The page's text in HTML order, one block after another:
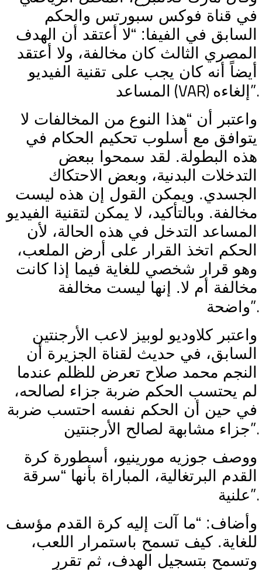
في قناة فوكس سبورتس والحكم
السابق في الفيفا: “لا أعتقد أن الهدف
المصري الثالث كان مخالفة، ولا أعتقد
أيضاً أنه كان يجب على تقنية الفيديو
المساعد (VAR) إلغاءه ”.
واعتبر أن “هذا النوع من المخالفات لا
يتوافق مع أسلوب تحكيم الحكام في
هذه البطولة. لقد سمحوا ببعض
التدخلات البدنية، وبعض الاحتكاك
الجسدي. ويمكن القول إن هذه ليست
مخالفة. وبالتأكيد، لا يمكن لتقنية الفيديو
المساعد التدخل في هذه الحالة، لأن
الحكم اتخذ القرار على أرض الملعب،
وهو قرار شخصي للغاية فيما إذا كانت
مخالفة أم لا. إنها ليست مخالفة
واضحة”.
واعتبر كلاوديو لوبيز لاعب الأرجنتين
السابق، في حديث لقناة الجزيرة أن
النجم محمد صلاح تعرض للظلم عندما
لم يحتسب الحكم ضربة جزاء لصالحه،
في حين أن الحكم نفسه احتسب ضربة
جزاء مشابهة لصالح الأرجنتين”.
ووصف جوزيه مورينيو، أسطورة كرة
القدم البرتغالية، المباراة بأنها “سرقة
علنية”.
وأضاف: “ما آلت إليه كرة القدم مؤسف
للغاية. كيف تسمح باستمرار اللعب،
وتسمح بتسجيل الهدف، ثم تقرر